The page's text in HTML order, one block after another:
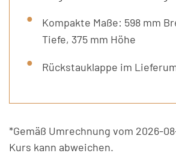
Kompakte Maße: 598 mm
Tiefe, 375 mm Höhe
Rückstauklappe im
*Gemäß Umrechnung vom 2026-
Kurs kann abweichen.